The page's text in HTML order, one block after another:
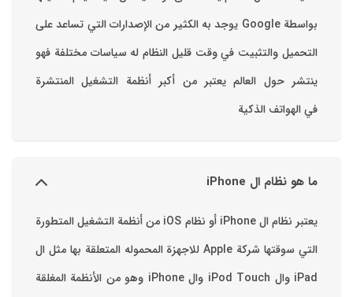
بواسطة ‫Google‬ ‏يوجد به الكثير من الإصدارات التي تساعد على
التحميل والتثبيت في وقت قليل ‏النظام له سياسات مختلفة فهو
ينتشر حول العالم يعتبر من أكبر أنظمة التشغيل المنتشرة
في الهواتف الذكية
ما هو نظام ال iPhone
يعتبر نظام ال iPhone أو نظام iOS من أنظمة التشغيل المتطورة
التي سوقتها شركة Apple للاجهزة المحموله المتعلقة بها مثل ال
iPad وال iPod Touch وال iPhone وهو من الأنظمة المغلقة